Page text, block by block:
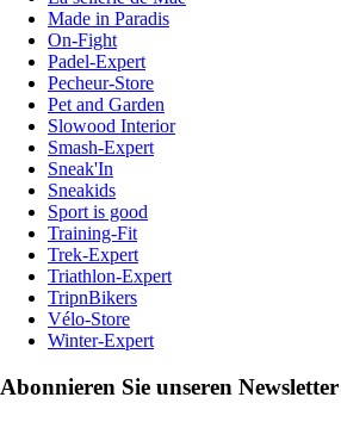
Made in Paradis
On-Fight
Padel-Expert
Pecheur-Store
Pet and Garden
Slowood Interior
Smash-Expert
Sneak'In
Sneakids
Sport is good
Training-Fit
Trek-Expert
Triathlon-Expert
TripnBikers
Vélo-Store
Winter-Expert
Abonnieren Sie unseren Newsletter